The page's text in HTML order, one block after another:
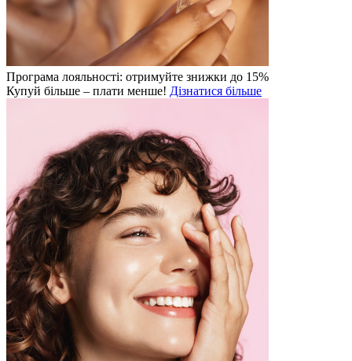
Програма лояльності: отримуйте знижки до 15%
Купуй більше – плати менше! Дізнатися більше